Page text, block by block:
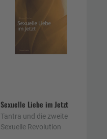
Sexuelle Liebe im Jetzt
Tantra und die zweite
Sexuelle Revolution